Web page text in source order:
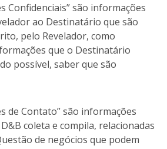
são informações
ao Destinatário que são
pelo Revelador, como
que o Destinatário
possível, saber que são
Contato” são informações
coleta e compila, relacionadas
de negócios que podem